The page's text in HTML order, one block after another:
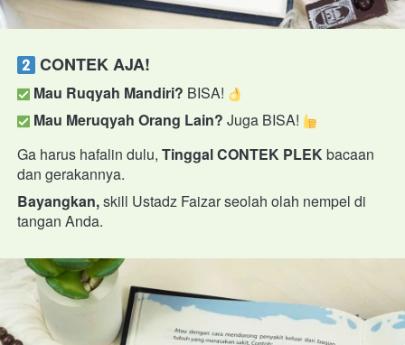
CONTEK AJA!
Mau Ruqyah Mandiri? BISA!
Mau Meruqyah Orang Lain? Juga BISA!
Ga harus hafalin dulu, Tinggal CONTEK PLEK bacaan
dan gerakannya.
Bayangkan, skill Ustadz Faizar seolah olah nempel di
tangan Anda.